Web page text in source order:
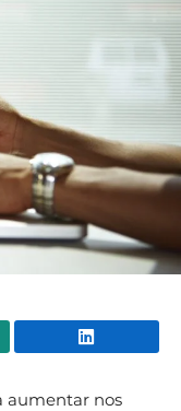
WhatsApp
aumentar nos